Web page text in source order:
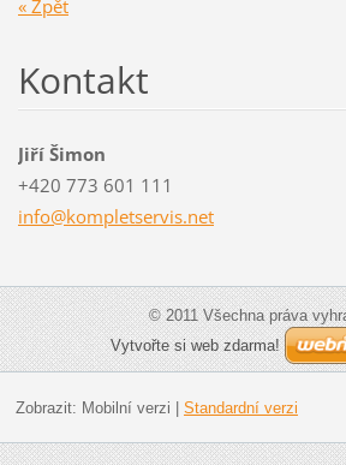
« Zpět
Kontakt
Jiří Šimon
+420 773 601 111
info@kompletservis.net
© 2011 Všechna práva
Vytvořte si web zdarma!
Zobrazit: Mobilní verzi Standardní verzi